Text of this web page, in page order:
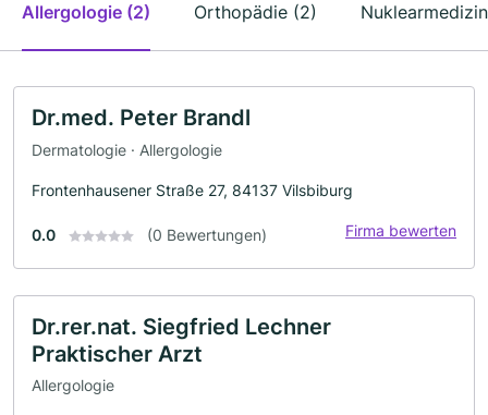
Allergologie (2) Orthopädie (2)
Dr.med. Peter Brandl
Dermatologie · Allergologie
Frontenhausener Straße 27, 84137 Vilsbiburg
0.0 (0 Bewertungen) Firma bewerten
Dr.rer.nat. Siegfried Lechner
Praktischer Arzt
Allergologie